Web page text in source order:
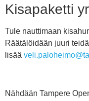
Kisapaketti
Tule nauttimaan
Räätälöidään juuri
lisää
Nähdään Tampere